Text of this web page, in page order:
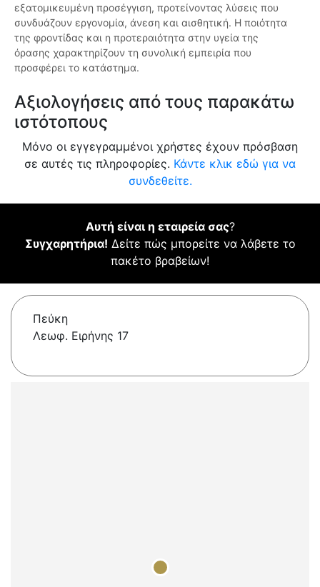
εξατομικευμένη προσέγγιση, προτείνοντας λύσεις που
συνδυάζουν εργονομία, άνεση και αισθητική. Η ποιότητα
της φροντίδας και η προτεραιότητα στην υγεία της
όρασης χαρακτηρίζουν τη συνολική εμπειρία που
προσφέρει το κατάστημα.
Αξιολογήσεις από τους παρακάτω
ιστότοπους
Μόνο οι εγγεγραμμένοι χρήστες έχουν πρόσβαση
σε αυτές τις πληροφορίες. Κάντε κλικ εδώ για να
συνδεθείτε.
Αυτή είναι η εταιρεία σας?
Συγχαρητήρια! Δείτε πώς μπορείτε να λάβετε το
πακέτο βραβείων!
Πεύκη
Λεωφ. Ειρήνης 17